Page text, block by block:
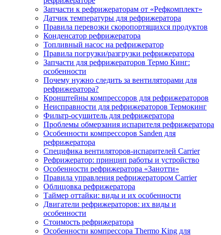
Запчасти к рефрижераторам от «Рефкомплект»
Датчик температуры для рефрижератора
Правила перевозки скоропортящихся продуктов
Конденсатор рефрижератора
Топливный насос на рефрижератор
Правила погрузки/разгрузки рефрижератора
Запчасти для рефрижераторов Термо Кинг:
особенности
Почему нужно следить за вентиляторами для
рефрижератора?
Кронштейны компрессоров для рефрижераторов
Неисправности для рефрижераторов Термокинг
Фильтр-осушитель для рефрижератора
Проблемы обмерзания испарителя рефрижератора
Особенности компрессоров Sanden для
рефрижератора
Специфика вентиляторов-испарителей Carrier
Рефрижератор: принцип работы и устройство
Особенности рефрижератора «Занотти»
Правила управления рефрижератором Carrier
Облицовка рефрижератора
Таймер оттайки: виды и их особенности
Двигатели рефрижераторов: их виды и
особенности
Стоимость рефрижератора
Особенности компрессора Thermo King для